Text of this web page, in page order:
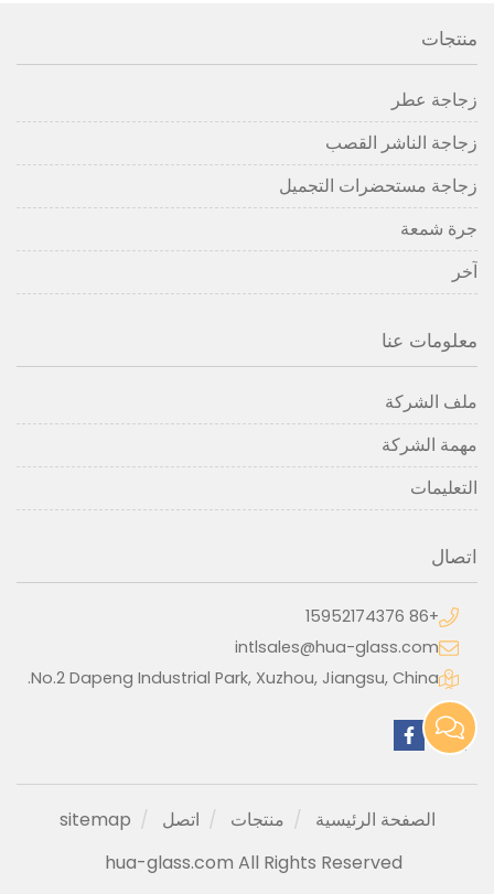
منتجات
زجاجة عطر
زجاجة الناشر القصب
زجاجة مستحضرات التجميل
جرة شمعة
آخر
معلومات عنا
ملف الشركة
مهمة الشركة
التعليمات
اتصال
+86 15952174376
intlsales@hua-glass.com
No.2 Dapeng Industrial Park, Xuzhou, Jiangsu, China.
الصفحة الرئيسية منتجات اتصل
sitemap
hua-glass.com All Rights Reserved